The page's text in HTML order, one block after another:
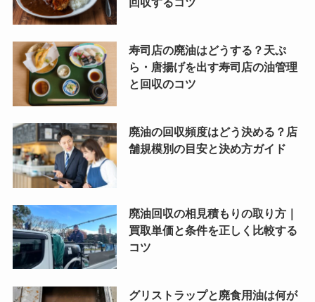
寿司店の廃油はどうする？天ぷ
ら・唐揚げを出す寿司店の油管理
と回収のコツ
廃油の回収頻度はどう決める？店
舗規模別の目安と決め方ガイド
廃油回収の相見積もりの取り方｜
買取単価と条件を正しく比較する
コツ
グリストラップと廃食用油は何が